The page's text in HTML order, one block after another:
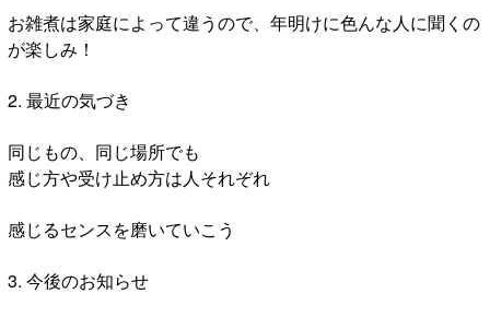
お雑煮は家庭によって違うので、年明けに色んな人に聞くの
が楽しみ！
2. 最近の気づき
同じもの、同じ場所でも
感じ方や受け止め方は人それぞれ
感じるセンスを磨いていこう
3. 今後のお知らせ